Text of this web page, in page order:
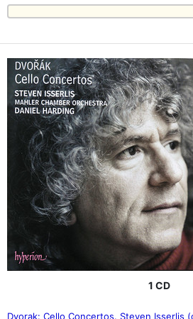
1 CD
Dvorak: Cello Concertos. Steven Isserlis